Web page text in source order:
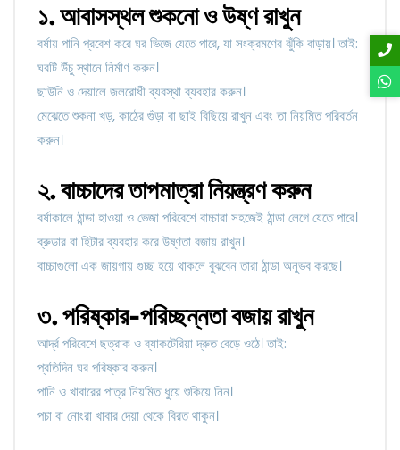
১. আবাসস্থল শুকনো ও উষ্ণ রাখুন
বর্ষায় পানি প্রবেশ করে ঘর ভিজে যেতে পারে, যা সংক্রমণের ঝুঁকি বাড়ায়। তাই:
ঘরটি উঁচু স্থানে নির্মাণ করুন।
ছাউনি ও দেয়ালে জলরোধী ব্যবস্থা ব্যবহার করুন।
মেঝেতে শুকনা খড়, কাঠের গুঁড়া বা ছাই বিছিয়ে রাখুন এবং তা নিয়মিত পরিবর্তন
করুন।
২. বাচ্চাদের তাপমাত্রা নিয়ন্ত্রণ করুন
বর্ষাকালে ঠান্ডা হাওয়া ও ভেজা পরিবেশে বাচ্চারা সহজেই ঠান্ডা লেগে যেতে পারে।
ব্রুডার বা হিটার ব্যবহার করে উষ্ণতা বজায় রাখুন।
বাচ্চাগুলো এক জায়গায় গুচ্ছ হয়ে থাকলে বুঝবেন তারা ঠান্ডা অনুভব করছে।
৩. পরিষ্কার-পরিচ্ছন্নতা বজায় রাখুন
আর্দ্র পরিবেশে ছত্রাক ও ব্যাকটেরিয়া দ্রুত বেড়ে ওঠে। তাই:
প্রতিদিন ঘর পরিষ্কার করুন।
পানি ও খাবারের পাত্র নিয়মিত ধুয়ে শুকিয়ে নিন।
পচা বা নোংরা খাবার দেয়া থেকে বিরত থাকুন।